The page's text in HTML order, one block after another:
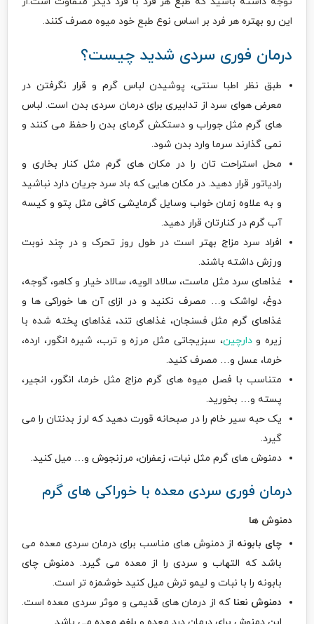
این رو بهتره هر فرد بر اساس نوع طبع خود میوه مصرف کنند.
درمان فوری سردی شدید چیست؟
طبق نظر اطبا سنتی، پوشیدن لباس گرم و قرار نگرفتن در
معرض هوای سرد از تدابیری برای درمان سردی بدن است. لباس
های گرم مثل جوراب و دستکش گرمای بدن را حفظ می کنند و
نمی گذارند سرما وارد بدن شود.
محل استراحت تان را در مکان های گرم مثل کنار بخاری و
رادیاتور قرار دهید. در مکان هایی که باد سرد جریان دارد نباشید
و به علاوه زمان خواب وسایل گرمایشی کافی مثل پتو و کیسه
آب گرم در کنارتان قرار دهید.
افراد سرد مزاج بهتر است در طول روز تحرک و در چند نوبت
ورزش داشته باشند.
غذاهای سرد مثل ماست، سالاد الویه، سالاد خیار و کاهو، گوجه،
دوغ، لواشک و… مصرف نکنید و در ازای آن ها خوراکی ها و
غذاهای گرم مثل فسنجان، غذاهای تند، غذاهای پخته شده با
زیره ودارچین، سبزیجاتی مثل مرزه و ترب، شیره انگور، ارده،
خرما، عسل و… مصرف کنید.
متناسب با فصل میوه های گرم مزاج مثل خرما، انگور، انجیر،
پسته و… بخورید.
یک حبه سیر خام را در صبحانه قورت دهید که لرز بدنتان را می
گیرد.
دمنوش های گرم مثل نبات، زعفران، مرزنجوش و… میل کنید.
درمان فوری سردی معده با خوراکی های گرم
دمنوش ها
چای بابونه از دمنوش های مناسب برای درمان سردی معده می
باشد که التهاب و سردی را از معده می گیرد. دمنوش چای
بابونه را با نبات و لیمو ترش میل کنید خوشمزه تر است.
دمنوش نعنا که از درمان های قدیمی و موثر سردی معده است.